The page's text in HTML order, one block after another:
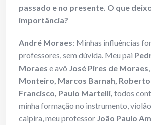
passado e no presente. O que
importância?
André Moraes: Minhas influências
professores, sem dúvida. Meu pai
Moraes e avô José Pires de Moraes
Monteiro, Marcos Barnah,
Francisco, Paulo Martelli, todos
minha formação no instrumento,
caipira, meu professor João Paulo